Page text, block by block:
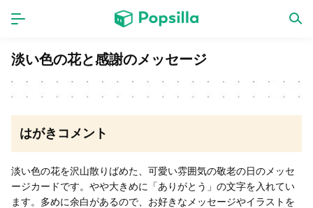
ホーム アプリ
LINE無料スタンプ
淡い色の花と感謝のメッセージ
はがきコメント
淡い色の花を沢山散りばめた、可愛い雰囲気の敬老の日のメッセ
ージカードです。やや大きめに「ありがとう」の文字を入れてい
ます。多めに余白があるので、お好きなメッセージやイラストを